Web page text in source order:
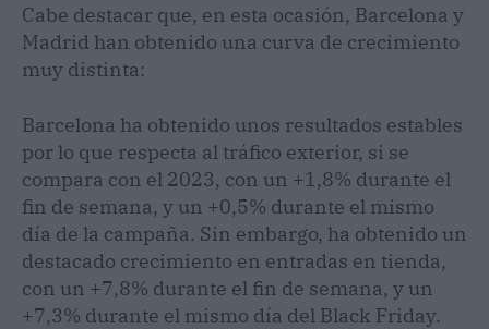
Cabe destacar que, en esta ocasión, Barcelona y
Madrid han obtenido una curva de crecimiento
muy distinta:
Barcelona ha obtenido unos resultados estables
por lo que respecta al tráfico exterior, si se
compara con el 2023, con un +1,8% durante el
fin de semana, y un +0,5% durante el mismo
día de la campaña. Sin embargo, ha obtenido un
destacado crecimiento en entradas en tienda,
con un +7,8% durante el fin de semana, y un
+7,3% durante el mismo día del Black Friday.